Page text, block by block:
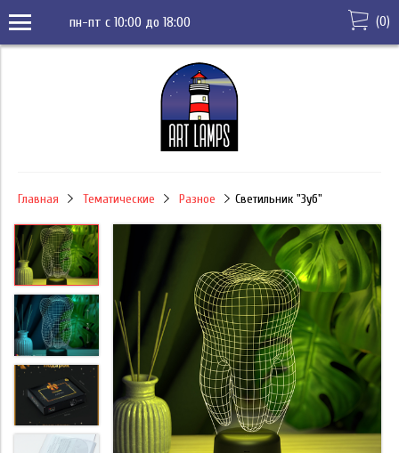
пн-пт с 10:00 до 18:00 (0)
Главная Тематические Разное Светильник "Зуб"